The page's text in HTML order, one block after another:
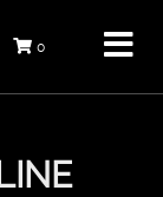
0